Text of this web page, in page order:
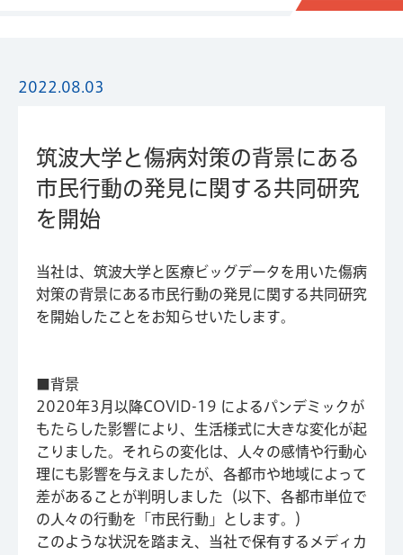
2022.08.03
筑波大学と傷病対策の背景にある
市民行動の発見に関する共同研究
を開始
当社は、筑波大学と医療ビッグデータを用いた傷病
対策の背景にある市民行動の発見に関する共同研究
を開始したことをお知らせいたします。
■背景
2020年3月以降COVID-19 によるパンデミックが
もたらした影響により、生活様式に大きな変化が起
こりました。それらの変化は、人々の感情や行動心
理にも影響を与えましたが、各都市や地域によって
差があることが判明しました（以下、各都市単位で
の人々の行動を「市民行動」とします。）
このような状況を踏まえ、当社で保有するメディカ